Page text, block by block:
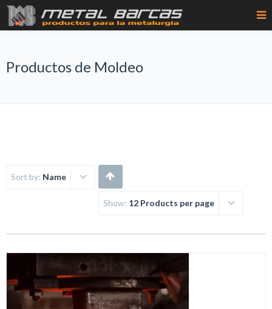
Productos de Moldeo
Sort by: Name
Show: 12 Products per page